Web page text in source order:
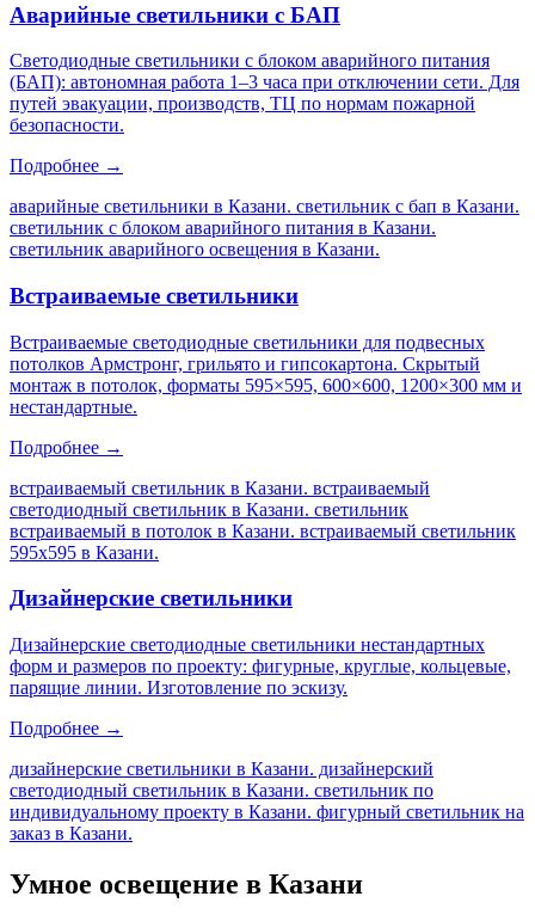
Аварийные светильники с БАП
Светодиодные светильники с блоком аварийного питания
(БАП): автономная работа 1–3 часа при отключении сети. Для
путей эвакуации, производств, ТЦ по нормам пожарной
безопасности.
Подробнее →
аварийные светильники в Казани. светильник с бап в Казани.
светильник с блоком аварийного питания в Казани.
светильник аварийного освещения в Казани.
Встраиваемые светильники
Встраиваемые светодиодные светильники для подвесных
потолков Армстронг, грильято и гипсокартона. Скрытый
монтаж в потолок, форматы 595×595, 600×600, 1200×300 мм и
нестандартные.
Подробнее →
встраиваемый светильник в Казани. встраиваемый
светодиодный светильник в Казани. светильник
встраиваемый в потолок в Казани. встраиваемый светильник
595х595 в Казани.
Дизайнерские светильники
Дизайнерские светодиодные светильники нестандартных
форм и размеров по проекту: фигурные, круглые, кольцевые,
парящие линии. Изготовление по эскизу.
Подробнее →
дизайнерские светильники в Казани. дизайнерский
светодиодный светильник в Казани. светильник по
индивидуальному проекту в Казани. фигурный светильник на
заказ в Казани.
Умное освещение в Казани